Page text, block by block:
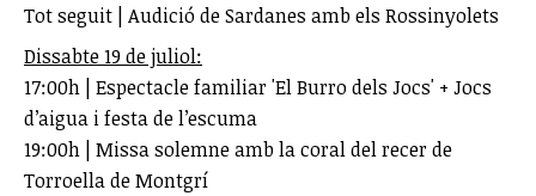
Tot seguit | Audició de Sardanes amb els Rossinyolets
Dissabte 19 de juliol:
17:00h | Espectacle familiar 'El Burro dels Jocs' + Jocs
d’aigua i festa de l’escuma
19:00h | Missa solemne amb la coral del recer de
Torroella de Montgrí